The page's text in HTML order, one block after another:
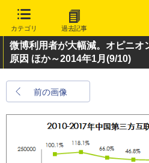
カテゴリ 過去記事
微博利用者が大幅減。オピニオ
原因 ほか～2014年1月 (9/10)
前の画像